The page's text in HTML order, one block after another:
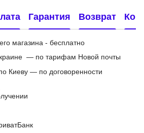
Гарантия Возврат
магазина - бесплатно
— по тарифам Новой почты
Киеву — по договоренности